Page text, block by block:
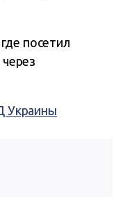
посетил
Украины